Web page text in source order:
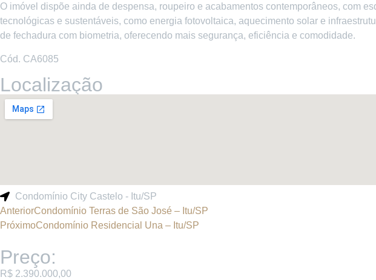
O imóvel dispõe ainda de despensa, roupeiro e acabamentos contemporâneos, com
tecnológicas e sustentáveis, como energia fotovoltaica, aquecimento solar e
de fechadura com biometria, oferecendo mais segurança, eficiência e comodidade.
Cód. CA6085
Localização
Condomínio City Castelo - Itu/SP
AnteriorCondomínio Terras de São José – Itu/SP
PróximoCondomínio Residencial Una – Itu/SP
Preço:
R$ 2.390.000,00